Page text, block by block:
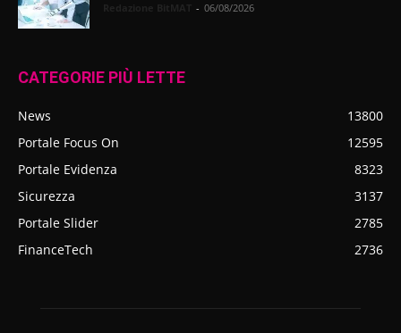
- 06/08/2026
CATEGORIE PIÙ LETTE
News
13800
Portale Focus On
12595
Portale Evidenza
8323
Sicurezza
3137
Portale Slider
2785
FinanceTech
2736